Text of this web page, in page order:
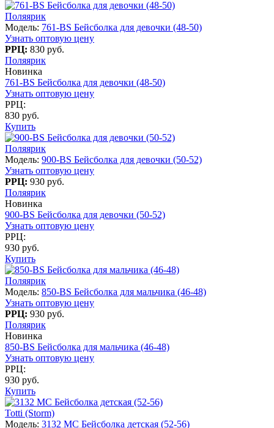
Поляярик
Модель: 761-BS Бейсболка для девочки (48-50)
Узнать оптовую цену
РРЦ: 830 руб.
Поляярик
Новинка
761-BS Бейсболка для девочки (48-50)
Узнать оптовую цену
РРЦ:
830 руб.
Купить
Поляярик
Модель: 900-BS Бейсболка для девочки (50-52)
Узнать оптовую цену
РРЦ: 930 руб.
Поляярик
Новинка
900-BS Бейсболка для девочки (50-52)
Узнать оптовую цену
РРЦ:
930 руб.
Купить
Поляярик
Модель: 850-BS Бейсболка для мальчика (46-48)
Узнать оптовую цену
РРЦ: 930 руб.
Поляярик
Новинка
850-BS Бейсболка для мальчика (46-48)
Узнать оптовую цену
РРЦ:
930 руб.
Купить
Totti (Storm)
Модель: 3132 МС Бейсболка детская (52-56)